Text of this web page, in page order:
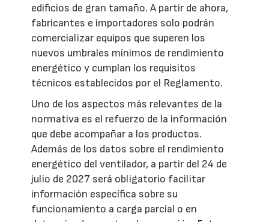
edificios de gran tamaño. A partir de ahora,
fabricantes e importadores solo podrán
comercializar equipos que superen los
nuevos umbrales mínimos de rendimiento
energético y cumplan los requisitos
técnicos establecidos por el Reglamento.
Uno de los aspectos más relevantes de la
normativa es el refuerzo de la información
que debe acompañar a los productos.
Además de los datos sobre el rendimiento
energético del ventilador, a partir del 24 de
julio de 2027 será obligatorio facilitar
información específica sobre su
funcionamiento a carga parcial o en